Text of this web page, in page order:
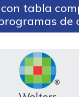
tabla